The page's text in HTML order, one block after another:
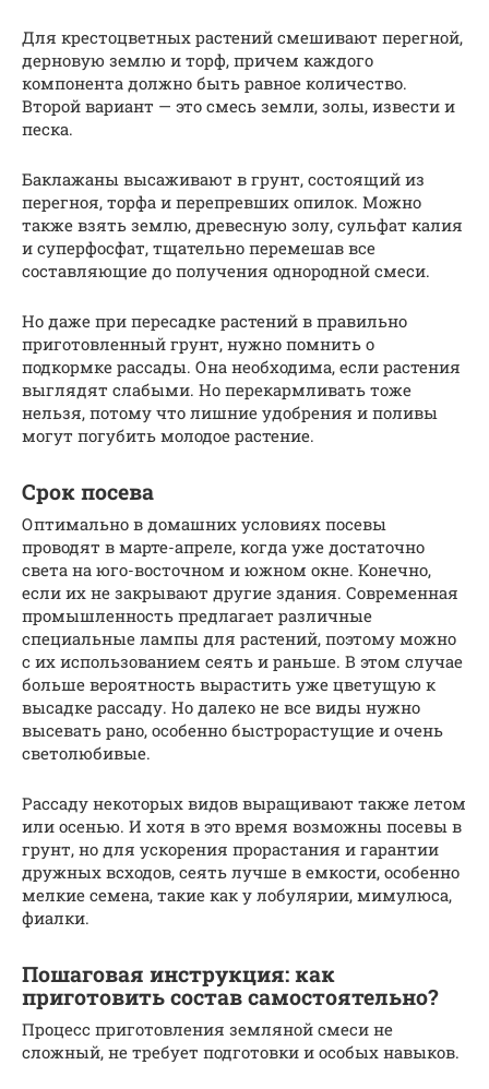
Для крестоцветных растений смешивают перегной,
дерновую землю и торф, причем каждого
компонента должно быть равное количество.
Второй вариант — это смесь земли, золы, извести и
песка.
Баклажаны высаживают в грунт, состоящий из
перегноя, торфа и перепревших опилок. Можно
также взять землю, древесную золу, сульфат калия
и суперфосфат, тщательно перемешав все
составляющие до получения однородной смеси.
Но даже при пересадке растений в правильно
приготовленный грунт, нужно помнить о
подкормке рассады. Она необходима, если растения
выглядят слабыми. Но перекармливать тоже
нельзя, потому что лишние удобрения и поливы
могут погубить молодое растение.
Срок посева
Оптимально в домашних условиях посевы
проводят в марте-апреле, когда уже достаточно
света на юго-восточном и южном окне. Конечно,
если их не закрывают другие здания. Современная
промышленность предлагает различные
специальные лампы для растений, поэтому можно
с их использованием сеять и раньше. В этом случае
больше вероятность вырастить уже цветущую к
высадке рассаду. Но далеко не все виды нужно
высевать рано, особенно быстрорастущие и очень
светолюбивые.
Рассаду некоторых видов выращивают также летом
или осенью. И хотя в это время возможны посевы в
грунт, но для ускорения прорастания и гарантии
дружных всходов, сеять лучше в емкости, особенно
мелкие семена, такие как у лобулярии, мимулюса,
фиалки.
Пошаговая инструкция: как
приготовить состав самостоятельно?
Процесс приготовления земляной смеси не
сложный, не требует подготовки и особых навыков.